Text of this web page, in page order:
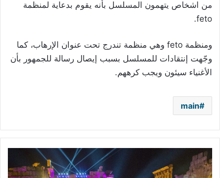
من اشخاص يتهمون المسلسل بأنه يقوم بدعاية لمنظمة
feto.
ومنظمة feto وهي منظمة تندرج تحت عنوان الإرهاب، كما
وجّهت إنتقادات للمسلسل بسبب إيصال رسالة للجمهور بأن
الأغنياء سيئون ويجب كرههم.
main
مهرجانات
بعلبك
الدّولية..